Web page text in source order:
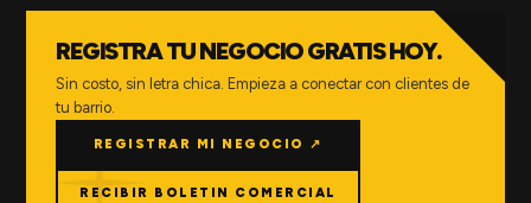
REGISTRA TU NEGOCIO GRATIS HOY.
Sin costo, sin letra chica. Empieza a conectar con clientes de
tu barrio.
REGISTRAR MI NEGOCIO ↗
RECIBIR BOLETIN COMERCIAL